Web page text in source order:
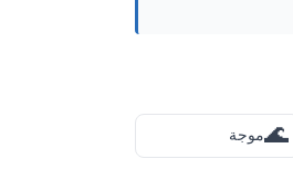
🌊موجة